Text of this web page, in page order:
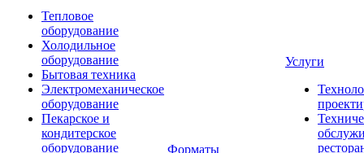
Тепловое
оборудование
Холодильное
оборудование
Бытовая техника
Электромеханическое
оборудование
Пекарское и
кондитерское
оборудование
Форматы
Услуги